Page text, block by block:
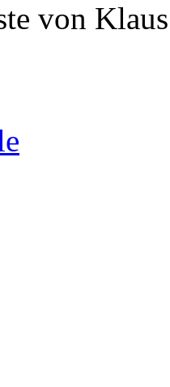
von